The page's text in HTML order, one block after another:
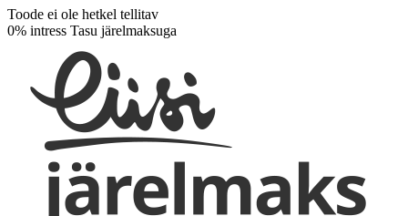
Toode ei ole hetkel tellitav
0% intress Tasu järelmaksuga